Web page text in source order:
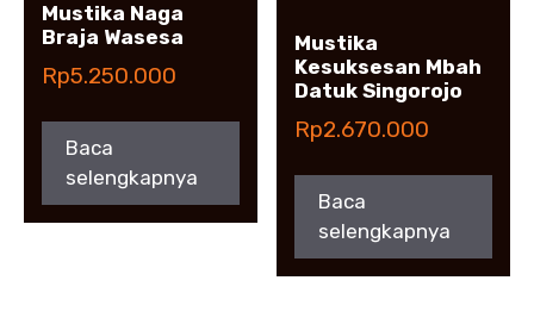
Mustika Naga
Braja Wasesa
Rp5.250.000
Baca
selengkapnya
Mustika
Kesuksesan Mbah
Datuk Singorojo
Rp2.670.000
Baca
selengkapnya